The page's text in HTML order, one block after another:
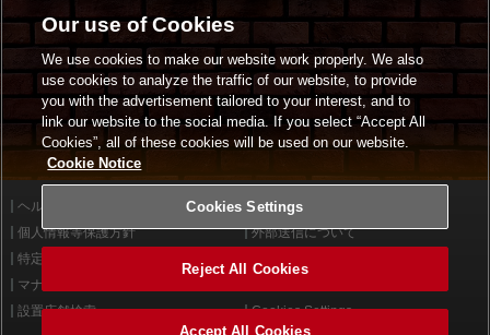
ヘルプ
利用規約
個人情報等保護方針
外部送信について
特定商取引法に基づく表示
マナー＆ルール
設置店舗検索
Cookies Settings
Our use of Cookies
We use cookies to make our website work properly. We also
use cookies to analyze the traffic of our website, to provide
you with the advertisement tailored to your interest, and to
link our website to the social media. If you select “Accept All
Cookies”, all of these cookies will be used on our website.
Cookie Notice
Cookies Settings
Reject All Cookies
Accept All Cookies